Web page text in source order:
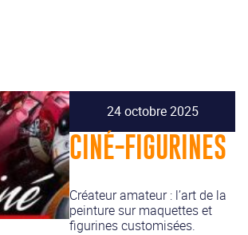
24 octobre 2025
CINÉ-FIGURINES
Créateur amateur : l’art de la
peinture sur maquettes et
figurines customisées.